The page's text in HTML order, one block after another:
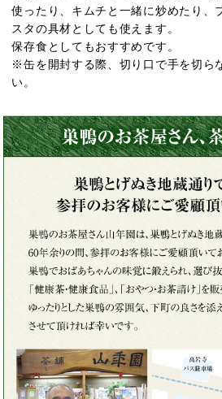
使ったり、キムチと一緒に炒めたり、
スタの具材としても使えます。
保存食としてもおすすめです。
※缶を開封する際、切り口で手を切ら
い。